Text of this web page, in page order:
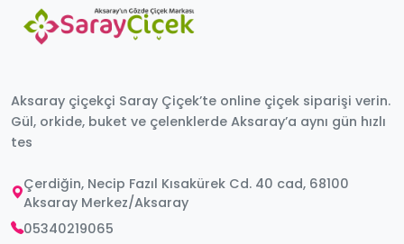
Aksaray çiçekçi Saray Çiçek’te online çiçek siparişi verin.
Gül, orkide, buket ve çelenklerde Aksaray’a aynı gün hızlı
tes
Çerdiğin, Necip Fazıl Kısakürek Cd. 40 cad, 68100
Aksaray Merkez/Aksaray
05340219065